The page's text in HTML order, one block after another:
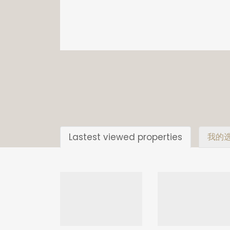
Lastest viewed properties 我的